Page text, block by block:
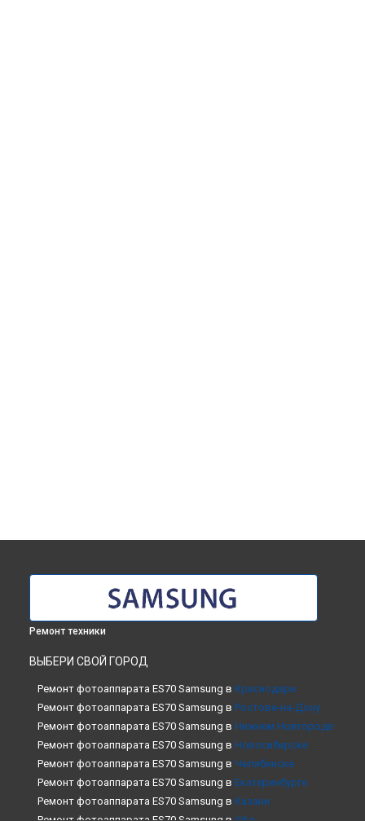
Ремонт техники
ВЫБЕРИ СВОЙ ГОРОД
Ремонт фотоаппарата ES70 Samsung в Краснодаре
Ремонт фотоаппарата ES70 Samsung в Ростове-на-Дону
Ремонт фотоаппарата ES70 Samsung в Нижнем Новгороде
Ремонт фотоаппарата ES70 Samsung в Новосибирске
Ремонт фотоаппарата ES70 Samsung в Челябинске
Ремонт фотоаппарата ES70 Samsung в Екатеринбурге
Ремонт фотоаппарата ES70 Samsung в Казани